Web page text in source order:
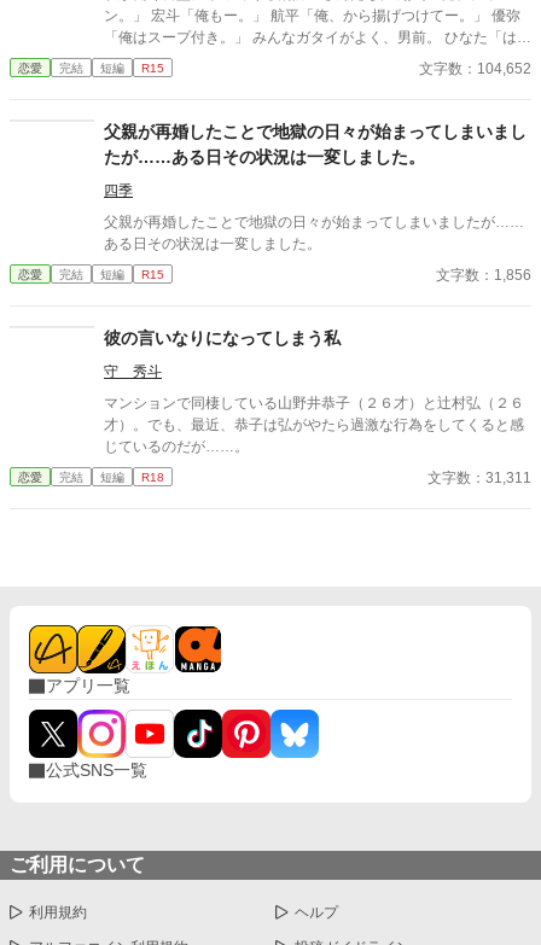
ン。」 宏斗「俺もー。」 航平「俺、から揚げつけてー。」 優弥
「俺はスープ付き。」 みんなガタイがよく、男前。 ひなた「はー
いっ。ちょっと待ってくださいねーっ。」 慌ただしい昼時を過ぎ
ると、私の仕事は終わる。 終わった後、私は行かなきゃいけない
ー。」 保育園に迎えに行かなきゃいけない子、『太陽』。 私は子
供と一緒に・・・暮らしてる。 ーーーーーーーーーーーーーーー
ー 翔馬「おいおい嘘だろ？」 宏斗「子供・・・いたんだ・・。」
航平「いくつん時の子だよ・・・・。」 優弥「マジか・・・。」
消防署で開かれたお祭りに連れて行った太陽。 太陽の存在を知っ
た一人の消防士さんが・・・私に言った。 「俺は太陽がいてもい
い。・・・太陽の『パパ』になる。」 「俺はひなたが好き
だ。・・・絶対振り向かせるから覚悟しとけよ？」 ※お話に出て
ルが薄氷なもので・・・すみません。 言葉も足りませんが読んで
恋愛 完結 短編 R15 文字数：104,652
父親が再婚したことで地獄の日々が始まってしまいまし
たが……ある日その状況は一変しました。
四季
父親が再婚したことで地獄の日々が始まってしまいましたが……
ある日その状況は一変しました。
恋愛 完結 短編 R15 文字数：1,856
彼の言いなりになってしまう私
守 秀斗
マンションで同棲している山野井恭子（２６才）と辻村弘（２６
才）。でも、最近、恭子は弘がやたら過激な行為をしてくると感
じているのだが……。
恋愛 完結 短編 R18 文字数：31,311
アプリ一覧
公式SNS一覧
ご利用について
利用規約 ヘルプ